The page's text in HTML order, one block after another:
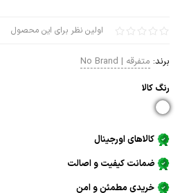
اولین نظر برای این محصول
برند: متفرقه | No Brand
رنگ كالا
کالاهای اورجینال
ضمانت کیفیت و اصالت
خریدی مطمئن و امن